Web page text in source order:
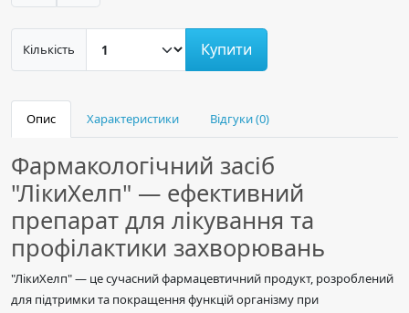
Кількість Купити
Опис Характеристики Відгуки (0)
Фармакологічний засіб
"ЛікиХелп" — ефективний
препарат для лікування та
профілактики захворювань
"ЛікиХелп" — це сучасний фармацевтичний продукт, розроблений
для підтримки та покращення функцій організму при